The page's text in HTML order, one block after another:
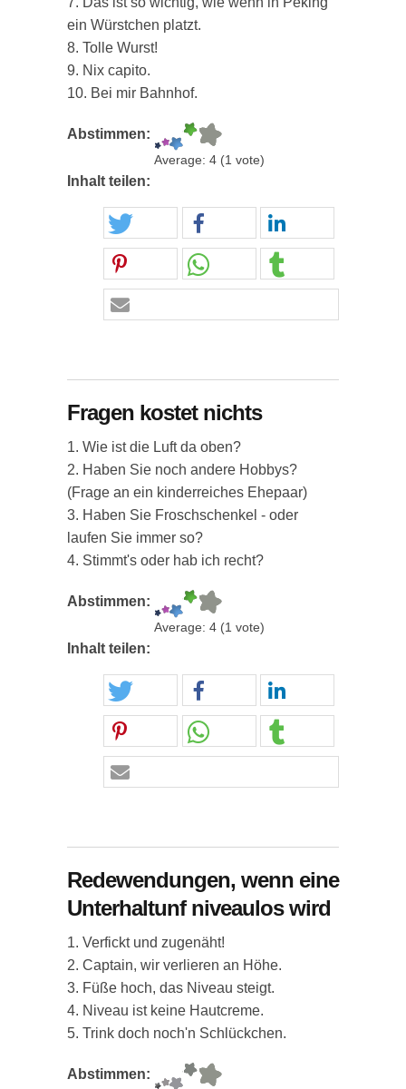
ein Würstchen platzt.
8. Tolle Wurst!
9. Nix capito.
10. Bei mir Bahnhof.
Abstimmen:
Average: 4 (1 vote)
Inhalt teilen:
Fragen kostet nichts
1. Wie ist die Luft da oben?
2. Haben Sie noch andere Hobbys?
(Frage an ein kinderreiches Ehepaar)
3. Haben Sie Froschschenkel - oder
laufen Sie immer so?
4. Stimmt's oder hab ich recht?
Abstimmen:
Average: 4 (1 vote)
Inhalt teilen:
Redewendungen, wenn eine
Unterhaltunf niveaulos wird
1. Verfickt und zugenäht!
2. Captain, wir verlieren an Höhe.
3. Füße hoch, das Niveau steigt.
4. Niveau ist keine Hautcreme.
5. Trink doch noch'n Schlückchen.
Abstimmen: